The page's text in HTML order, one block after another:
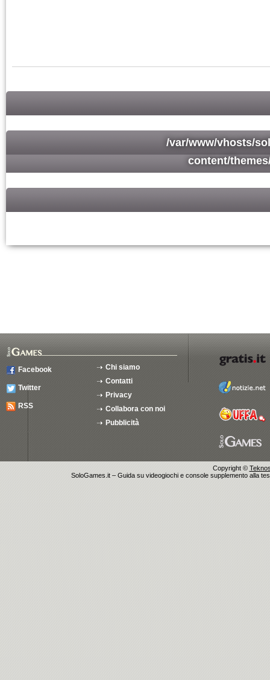
/var/www/vhosts/
content/
Facebook
Twitter
RSS
Chi siamo
Contatti
Privacy
Collabora con noi
Pubblicità
Copyright ©
SoloGames.it – Guida su videogiochi e console supplemento alla